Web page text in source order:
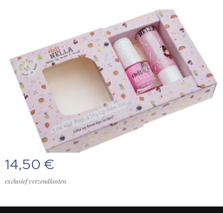
14,50 €
exclusief verzendkosten